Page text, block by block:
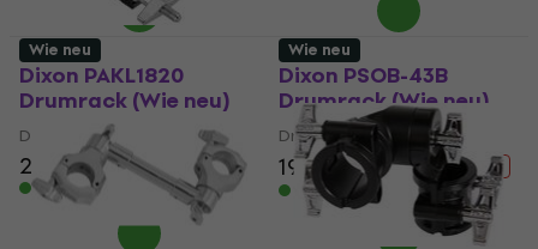
Dixon PAKL1820
Drumrack (Wie neu)
Drumrack
26,60 €
Auf Lager
Dixon PSOB-43B
Drumrack (Wie neu)
Drumrack
19,10 €21,10 €
- 9 %
Auf Lager
Wie neu Wie neu